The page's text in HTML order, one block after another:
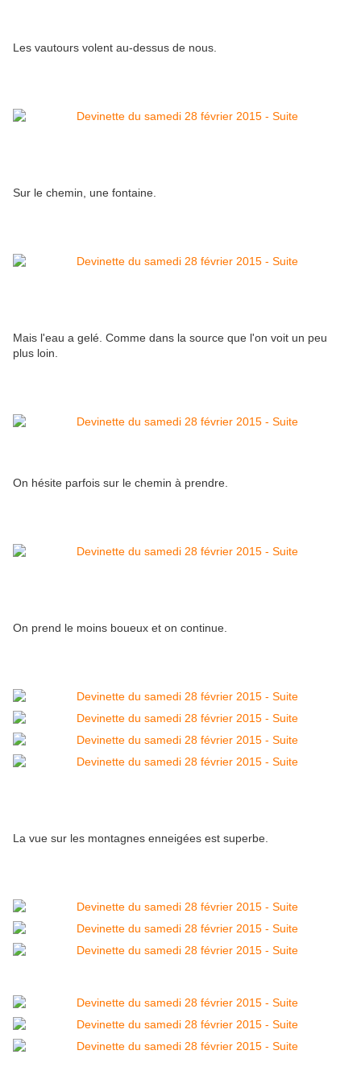
Les vautours volent au-dessus de nous.
Sur le chemin, une fontaine.
Mais l'eau a gelé. Comme dans la source que l'on voit un peu
plus loin.
On hésite parfois sur le chemin à prendre.
On prend le moins boueux et on continue.
La vue sur les montagnes enneigées est superbe.